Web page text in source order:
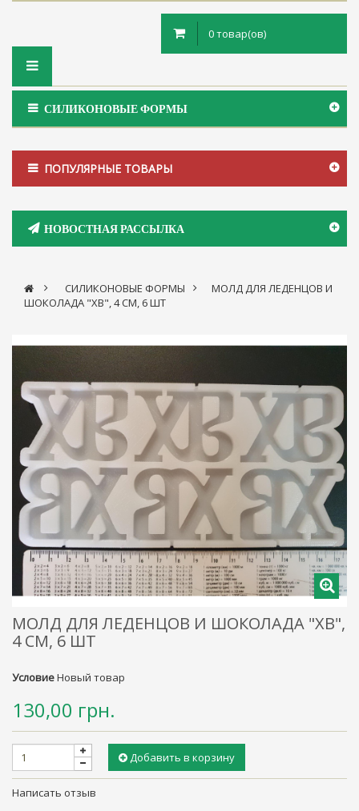
0 товар(ов)
Toggle
СИЛИКОНОВЫЕ ФОРМЫ
ПОПУЛЯРНЫЕ ТОВАРЫ
НОВОСТНАЯ РАССЫЛКА
> СИЛИКОНОВЫЕ ФОРМЫ >
МОЛД ДЛЯ ЛЕДЕНЦОВ И
ШОКОЛАДА "ХВ", 4 СМ, 6 ШТ
МОЛД ДЛЯ ЛЕДЕНЦОВ И ШОКОЛАДА "ХВ",
4 СМ, 6 ШТ
УсловиеНовый товар
130,00 грн.
Добавить в корзину
Написать отзыв